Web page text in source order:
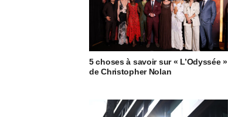
5 choses à savoir sur « L’Odyssée »
de Christopher Nolan